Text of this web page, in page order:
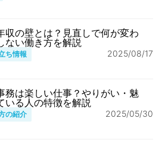
収の壁とは？見直しで何が変わ
ない働き方を解説
ち情報 2025/08/17
務は楽しい仕事？やりがい・魅
いる人の特徴を解説
の紹介 2025/05/30